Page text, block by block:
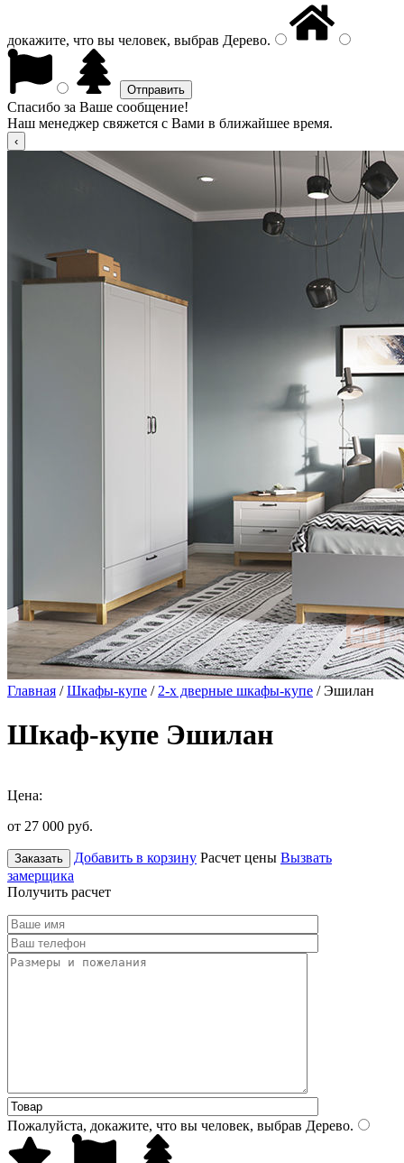
докажите, что вы человек, выбрав Дерево.
Спасибо за Ваше сообщение!
Наш менеджер свяжется с Вами в ближайшее время.
Главная /Шкафы-купе / 2-х дверные шкафы-купе / Эшилан
Шкаф-купе Эшилан
Цена:
от 27 000 руб.
Заказать Добавить в корзину Расчет цены Вызвать
замерщика
Получить расчет
Пожалуйста, докажите, что вы человек, выбрав Дерево.